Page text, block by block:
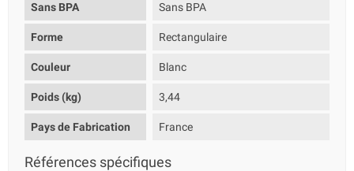
Sans BPA Sans BPA
Forme Rectangulaire
Couleur Blanc
Poids (kg) 3,44
Pays de Fabrication France
Références spécifiques